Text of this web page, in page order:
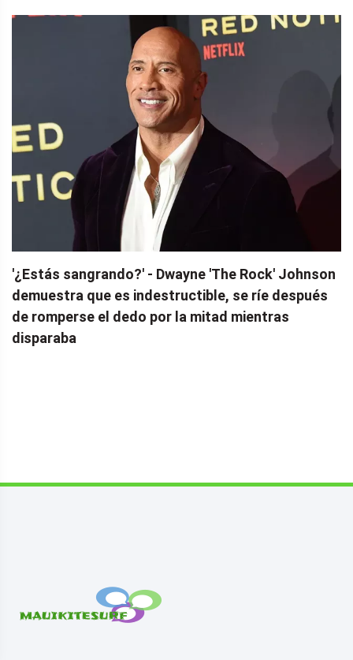
'¿Estás sangrando?' - Dwayne 'The Rock' Johnson
demuestra que es indestructible, se ríe después
de romperse el dedo por la mitad mientras
disparaba